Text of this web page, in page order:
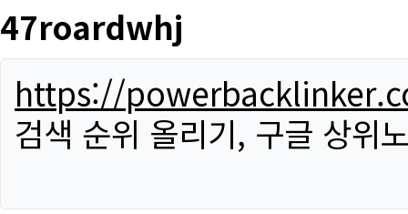
47roardwhj
https://
검색 순위 올리기, 구글 상위